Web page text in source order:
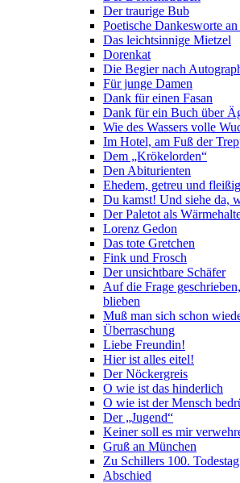
Der traurige Bub
Poetische Dankesworte
Das leichtsinnige Mietzel
Dorenkat
Die Begier nach
Für junge Damen
Dank für einen Fasan
Dank für ein Buch über
Wie des Wassers volle
Im Hotel, am Fuß der
Dem „Krökelorden“
Den Abiturienten
Ehedem, getreu und fleißig
Du kamst! Und siehe da,
Der Paletot als
Lorenz Gedon
Das tote Gretchen
Fink und Frosch
Der unsichtbare Schäfer
Auf die Frage
blieben
Muß man sich schon
Überraschung
Liebe Freundin!
Hier ist alles eitel!
Der Nöckergreis
O wie ist das hinderlich
O wie ist der Mensch
Der „Jugend“
Keiner soll es mir
Gruß an München
Zu Schillers 100. Todestag
Abschied